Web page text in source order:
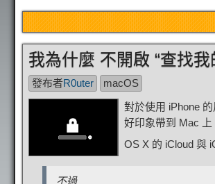
我為什麼 不開啟 “查找我
發布者R0uter
macOS
對於使用 iPhone
好印象帶到 Mac 上
OS X 的 iCloud 與
不過